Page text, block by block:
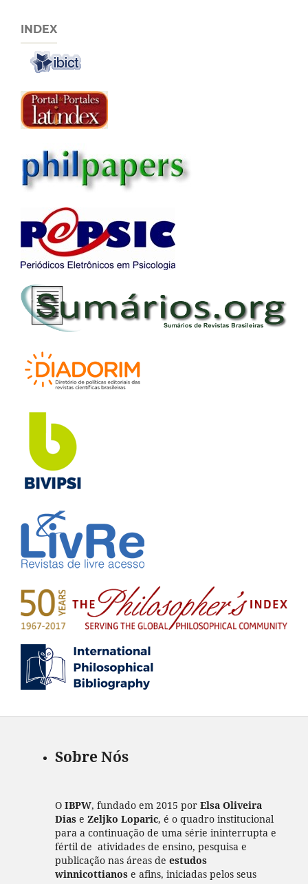
INDEX
Sobre Nós
O IBPW, fundado em 2015 por Elsa Oliveira
Diase Zeljko Loparic, é o quadro institucional
para a continuação de uma série ininterrupta e
fértil de atividades de ensino, pesquisa e
publicação nas áreas de estudos
winnicottianose afins, iniciadas pelos seus